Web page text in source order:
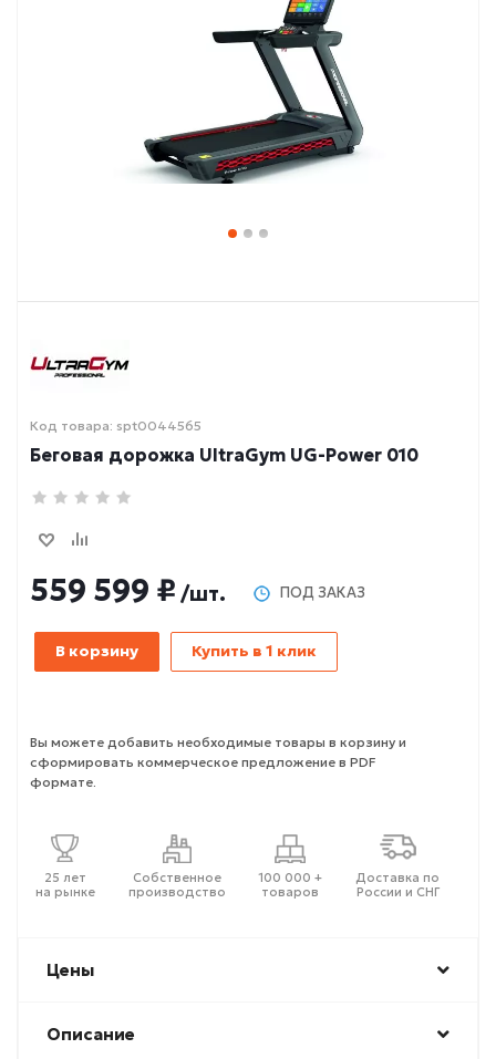
Код товара: spt0044565
Беговая дорожка UltraGym UG-Power 010
559 599 ₽ /шт. ПОД ЗАКАЗ
В корзину Купить в 1 клик
Вы можете добавить необходимые товары в корзину и
сформировать коммерческое предложение в PDF
формате.
25 лет
на рынке
Собственное
производство
100 000 +
товаров
Доставка по
России и СНГ
Цены
Описание